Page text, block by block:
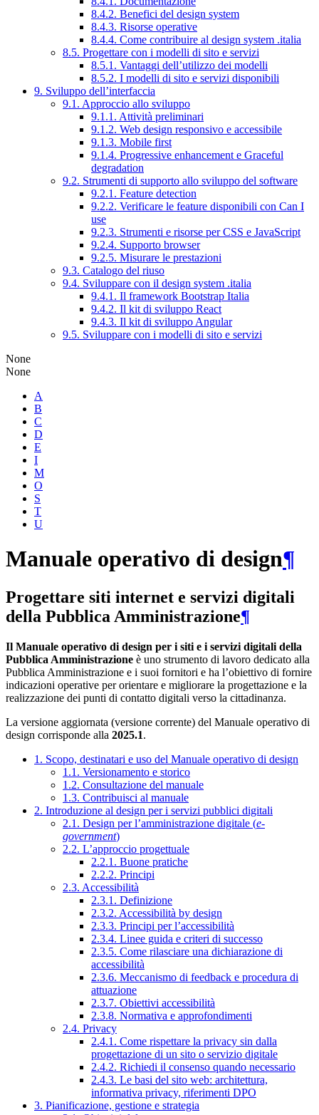
8.4.2. Benefici del design system
8.4.3. Risorse operative
8.4.4. Come contribuire al design system .italia
8.5. Progettare con i modelli di sito e servizi
8.5.1. Vantaggi dell’utilizzo dei modelli
8.5.2. I modelli di sito e servizi disponibili
9. Sviluppo dell’interfaccia
9.1. Approccio allo sviluppo
9.1.1. Attività preliminari
9.1.2. Web design responsivo e accessibile
9.1.3. Mobile first
9.1.4. Progressive enhancement e Graceful
degradation
9.2. Strumenti di supporto allo sviluppo del software
9.2.1. Feature detection
9.2.2. Verificare le feature disponibili con Can I
use
9.2.3. Strumenti e risorse per CSS e JavaScript
9.2.4. Supporto browser
9.2.5. Misurare le prestazioni
9.3. Catalogo del riuso
9.4. Sviluppare con il design system .italia
9.4.1. Il framework Bootstrap Italia
9.4.2. Il kit di sviluppo React
9.4.3. Il kit di sviluppo Angular
9.5. Sviluppare con i modelli di sito e servizi
None
None
A
B
C
D
E
I
M
O
S
T
U
Manuale operativo di design¶
Progettare siti internet e servizi digitali
della Pubblica Amministrazione¶
Il Manuale operativo di design per i siti e i servizi digitali della
Pubblica Amministrazione è uno strumento di lavoro dedicato alla
Pubblica Amministrazione e i suoi fornitori e ha l’obiettivo di fornire
indicazioni operative per orientare e migliorare la progettazione e la
realizzazione dei punti di contatto digitali verso la cittadinanza.
La versione aggiornata (versione corrente) del Manuale operativo di
design corrisponde alla 2025.1.
1. Scopo, destinatari e uso del Manuale operativo di design
1.1. Versionamento e storico
1.2. Consultazione del manuale
1.3. Contribuisci al manuale
2. Introduzione al design per i servizi pubblici digitali
2.1. Design per l’amministrazione digitale (e-
government)
2.2. L’approccio progettuale
2.2.1. Buone pratiche
2.2.2. Principi
2.3. Accessibilità
2.3.1. Definizione
2.3.2. Accessibilità by design
2.3.3. Principi per l’accessibilità
2.3.4. Linee guida e criteri di successo
2.3.5. Come rilasciare una dichiarazione di
accessibilità
2.3.6. Meccanismo di feedback e procedura di
attuazione
2.3.7. Obiettivi accessibilità
2.3.8. Normativa e approfondimenti
2.4. Privacy
2.4.1. Come rispettare la privacy sin dalla
progettazione di un sito o servizio digitale
2.4.2. Richiedi il consenso quando necessario
2.4.3. Le basi del sito web: architettura,
informativa privacy, riferimenti DPO
3. Pianificazione, gestione e strategia